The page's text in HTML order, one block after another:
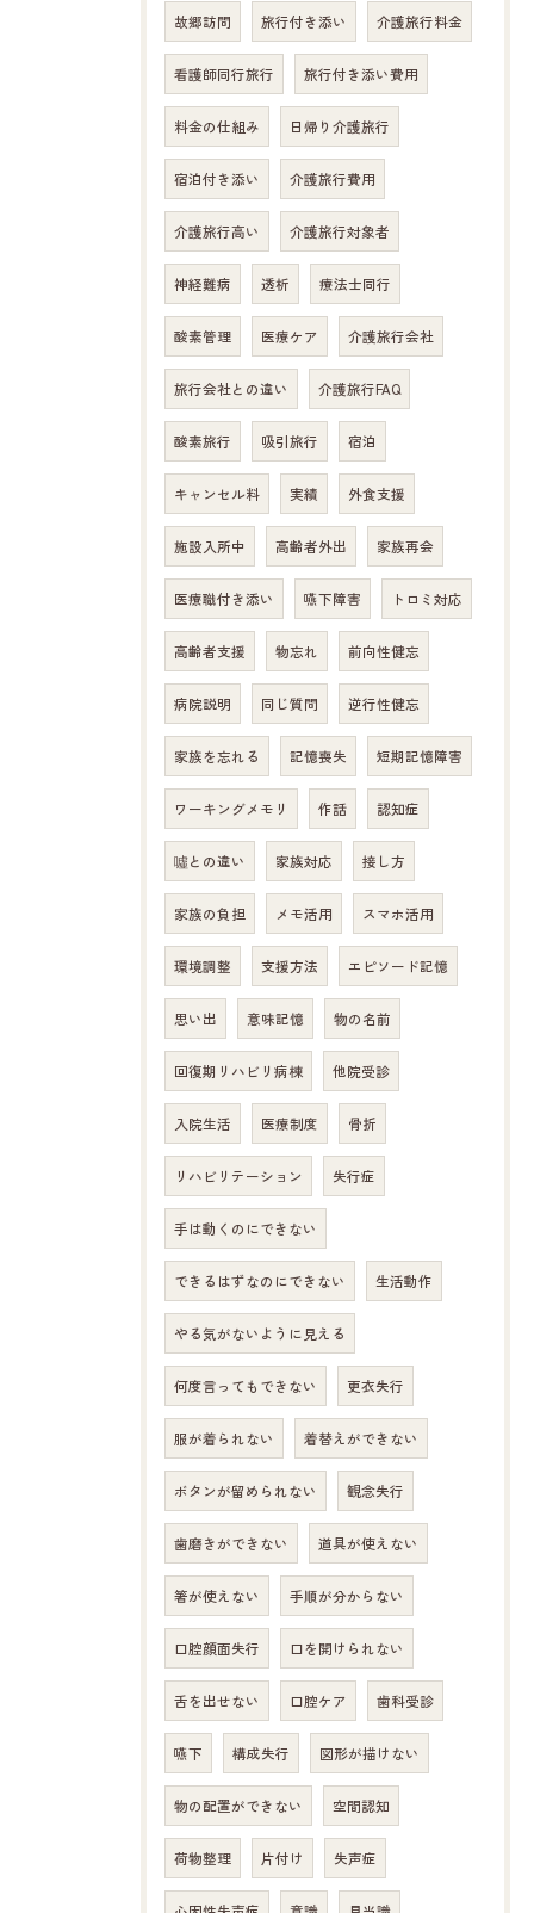
故郷訪問 旅行付き添い 介護旅行料金
看護師同行旅行 旅行付き添い費用
料金の仕組み 日帰り介護旅行
宿泊付き添い 介護旅行費用
介護旅行高い 介護旅行対象者
神経難病 透析 療法士同行
酸素管理 医療ケア 介護旅行会社
旅行会社との違い 介護旅行FAQ
酸素旅行 吸引旅行 宿泊
キャンセル料 実績 外食支援
施設入所中 高齢者外出 家族再会
医療職付き添い 嚥下障害 トロミ対応
高齢者支援 物忘れ 前向性健忘
病院説明 同じ質問 逆行性健忘
家族を忘れる 記憶喪失 短期記憶障害
ワーキングメモリ 作話 認知症
噓との違い 家族対応 接し方
家族の負担 メモ活用 スマホ活用
環境調整 支援方法 エピソード記憶
思い出 意味記憶 物の名前
回復期リハビリ病棟 他院受診
入院生活 医療制度 骨折
リハビリテーション 失行症
手は動くのにできない
できるはずなのにできない 生活動作
やる気がないように見える
何度言ってもできない 更衣失行
服が着られない 着替えができない
ボタンが留められない 観念失行
歯磨きができない 道具が使えない
箸が使えない 手順が分からない
口腔顔面失行 口を開けられない
舌を出せない 口腔ケア 歯科受診
嚥下 構成失行 図形が描けない
物の配置ができない 空間認知
荷物整理 片付け 失声症